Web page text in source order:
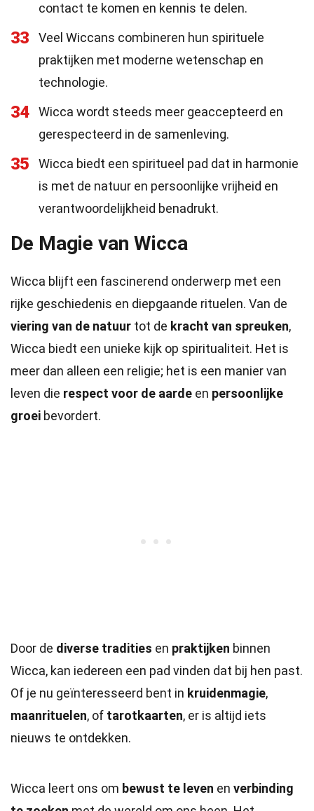
contact te komen en kennis te delen.
33
Veel Wiccans combineren hun spirituele
praktijken met moderne wetenschap en
technologie.
34
Wicca wordt steeds meer geaccepteerd en
gerespecteerd in de samenleving.
35
Wicca biedt een spiritueel pad dat in harmonie
is met de natuur en persoonlijke vrijheid en
verantwoordelijkheid benadrukt.
De Magie van Wicca
Wicca blijft een fascinerend onderwerp met een
rijke geschiedenis en diepgaande rituelen. Van de
viering van de natuur tot de kracht van spreuken,
Wicca biedt een unieke kijk op spiritualiteit. Het is
meer dan alleen een religie; het is een manier van
leven die respect voor de aarde en persoonlijke
groei bevordert.
Door de diverse tradities en praktijken binnen
Wicca, kan iedereen een pad vinden dat bij hen past.
Of je nu geïnteresseerd bent in kruidenmagie,
maanrituelen, of tarotkaarten, er is altijd iets
nieuws te ontdekken.
Wicca leert ons om bewust te leven en verbinding